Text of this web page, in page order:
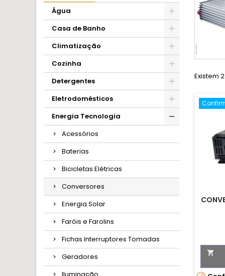
Água
Casa de Banho
Climatização
Cozinha
Detergentes
Eletrodomésticos
Energia Tecnologia
Acessórios
Baterias
Bicicletas Elétricas
Conversores
Energia Solar
Faróis e Farolins
Fichas Interruptores Tomadas
Geradores
Existem
